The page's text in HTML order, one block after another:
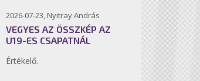
2026-07-23, Nyitray András
VEGYES AZ ÖSSZKÉP AZ
U19-ES CSAPATNÁL
Értékelő.